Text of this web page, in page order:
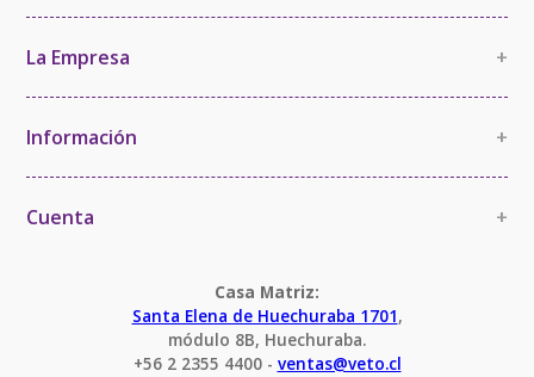
La Empresa +
La Empresa
Política de Imparcialidad y Confidencialidad
Certificaciones y Acreditaciones
Información +
Información Comercial
Términos y Condiciones
Cuenta +
Casa Matriz:
Santa Elena de Huechuraba 1701,
módulo 8B, Huechuraba.
+56 2 2355 4400 - ventas@veto.cl